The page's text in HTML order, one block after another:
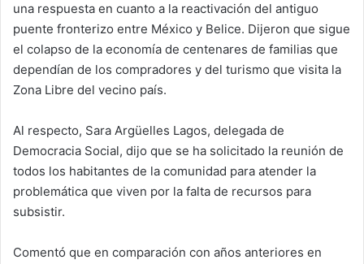
una respuesta en cuanto a la reactivación del antiguo
puente fronterizo entre México y Belice. Dijeron que sigue
el colapso de la economía de centenares de familias que
dependían de los compradores y del turismo que visita la
Zona Libre del vecino país.
Al respecto, Sara Argüelles Lagos, delegada de
Democracia Social, dijo que se ha solicitado la reunión de
todos los habitantes de la comunidad para atender la
problemática que viven por la falta de recursos para
subsistir.
Comentó que en comparación con años anteriores en